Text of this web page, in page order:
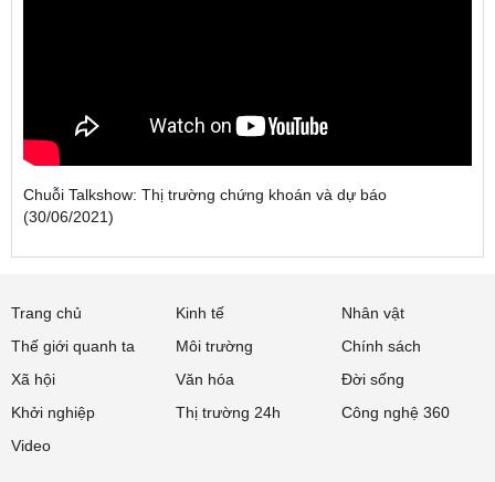
Chuỗi Talkshow: Thị trường chứng khoán và dự báo
(30/06/2021)
Trang chủ Kinh tế
Nhân vật
Thế giới quanh ta
Môi trường
Chính sách
Xã hội
Văn hóa
Đời sống
Khởi nghiệp
Thị trường 24h
Công nghệ 360
Video